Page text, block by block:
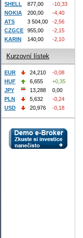
SHELL 877,00
-10,33
NOKIA
200,00
-4,40
ATS
3 504,00
-2,56
CZGCE
955,00
-2,15
KARIN
140,00 -2,10
Kurzovní lístek
EUR 24,210
-0,08
HUF
6,655
+0,35
JPY
13,288
0,00
PLN
5,632
-0,24
USD
20,976 -0,18